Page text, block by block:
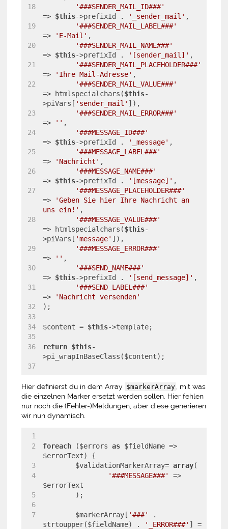
'###SENDER_MAIL_ID###'
=> $this->prefixId . '_sender_mail' ,
'###SENDER_MAIL_LABEL###'
=>
'E-Mail' ,
'###SENDER_MAIL_NAME###'
=> $this->prefixId . '[sender_mail]' ,
'###SENDER_MAIL_PLACEHOLDER###'
=>
'Ihre Mail-Adresse' ,
'###SENDER_MAIL_VALUE###'
=> htmlspecialchars($this-
>piVars[ 'sender_mail' ]),
'###SENDER_MAIL_ERROR###'
=>
'' ,
'###MESSAGE_ID###'
=> $this->prefixId . '_message' ,
'###MESSAGE_LABEL###'
=>
'Nachricht' ,
'###MESSAGE_NAME###'
=> $this->prefixId . '[message]' ,
'###MESSAGE_PLACEHOLDER###'
=>
'Geben Sie hier Ihre Nachricht an
uns ein!' ,
'###MESSAGE_VALUE###'
=> htmlspecialchars($this-
>piVars[ 'message' ]),
'###MESSAGE_ERROR###'
=>
'' ,
'###SEND_NAME###'
=> $this->prefixId . '[send_message]' ,
'###SEND_LABEL###'
=>
'Nachricht versenden'
);
$content = $this->template;
return $this-
>pi_wrapInBaseClass($content);
Hier definierst du in dem Array $markerArray , mit was
die einzelnen Marker ersetzt werden sollen. Hier fehlen
nur noch die (Fehler-)Meldungen, aber diese generieren
wir nun dynamisch.
foreach ($errors as $fieldName =>
$errorText) {
	$validationMarkerArray=
array(
'###MESSAGE###'
=>
$errorText
	);
	$markerArray[
'###'
.
strtoupper($fieldName) .
'_ERROR###'